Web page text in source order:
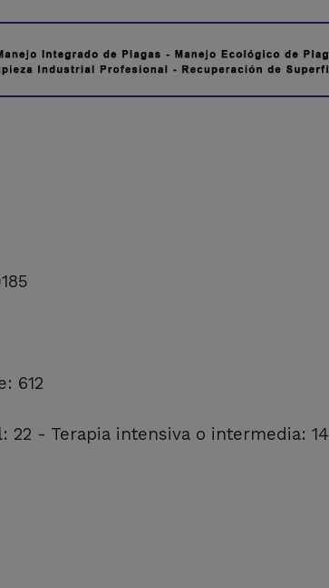
612
22 - Terapia intensiva o intermedia: 14